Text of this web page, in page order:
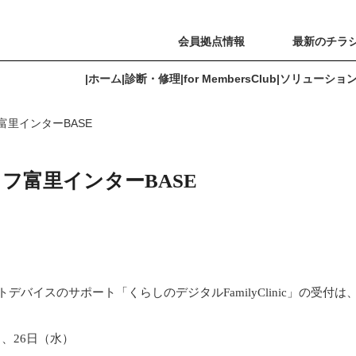
会員拠点情報 最新のチラ
|ホーム|診断・修理|for MembersClub|ソリューショ
MembersClub
里インターBASE
富里インターBASE
バイスのサポート「くらしのデジタルFamilyClinic」の受付は
26日（水）